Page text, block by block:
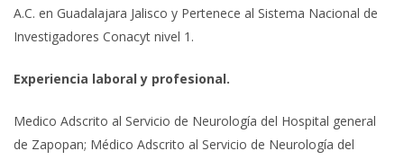
A.C. en Guadalajara Jalisco y Pertenece al Sistema Nacional de
Investigadores Conacyt nivel 1.
Experiencia laboral y profesional.
Medico Adscrito al Servicio de Neurología del Hospital general
de Zapopan; Médico Adscrito al Servicio de Neurología del